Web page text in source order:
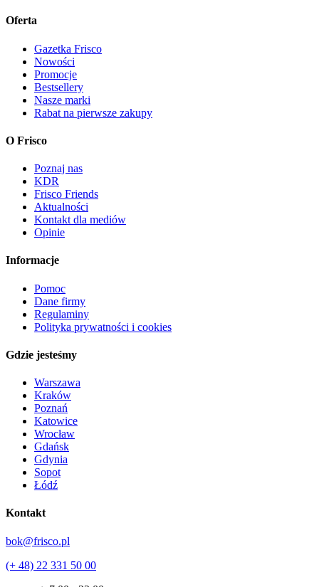
Oferta
Gazetka Frisco
Nowości
Promocje
Bestsellery
Nasze marki
Rabat na pierwsze zakupy
O Frisco
Poznaj nas
KDR
Frisco Friends
Aktualności
Kontakt dla mediów
Opinie
Informacje
Pomoc
Dane firmy
Regulaminy
Polityka prywatności i cookies
Gdzie jesteśmy
Warszawa
Kraków
Poznań
Katowice
Wrocław
Gdańsk
Gdynia
Sopot
Łódź
Kontakt
bok@frisco.pl
(+ 48) 22 331 50 00